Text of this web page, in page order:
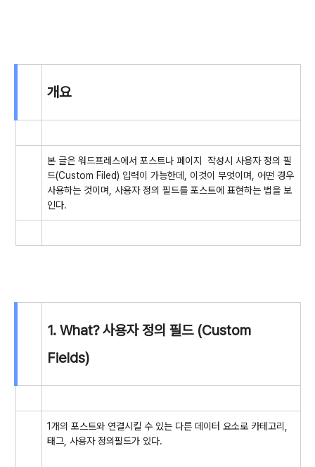
개요
본 글은 워드프레스에서 포스트나 페이지 작성시 사용자 정의 필
드(Custom Filed) 입력이 가능한데, 이것이 무엇이며, 어떤 경우
사용하는 것이며, 사용자 정의 필드를 포스트에 표현하는 법을 보
인다.
1. What? 사용자 정의 필드 (Custom
Fields)
1개의 포스트와 연결시킬 수 있는 다른 데이터 요소로 카테고리,
태그, 사용자 정의필드가 있다.